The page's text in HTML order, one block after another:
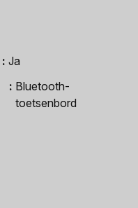
Ja
Bluetooth-
toetsenbord